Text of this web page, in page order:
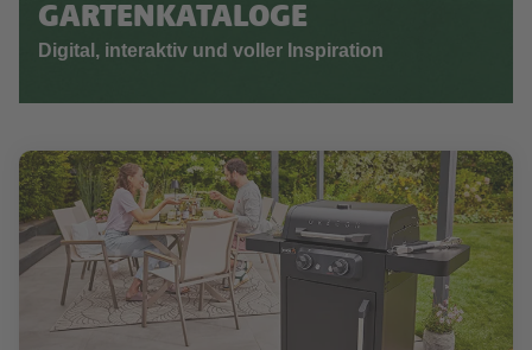
GARTENKATALOGE
Digital, interaktiv und voller Inspiration